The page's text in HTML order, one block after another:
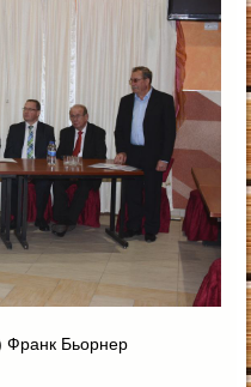
Франк Бьорнер